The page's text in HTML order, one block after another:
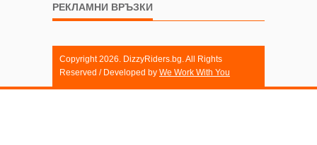
РЕКЛАМНИ ВРЪЗКИ
Copyright 2026. DizzyRiders.bg. All Rights
Reserved / Developed by We Work With You